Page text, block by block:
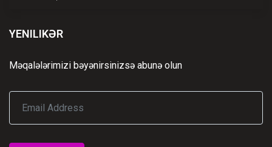
YENILIKƏR
Məqalələrimizi bəyənirsinizsə abunə olun